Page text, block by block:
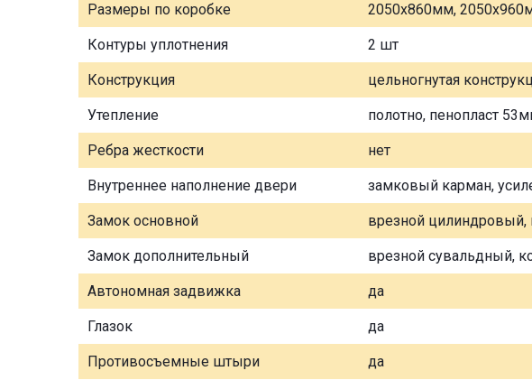
Размеры по коробке 2050х860мм,
Контуры уплотнения 2 шт
Конструкция цельногнутая
Утепление полотно, пенопласт
Ребра жесткости нет
Внутреннее наполнение двери замковый карман,
Замок основной врезной цилиндровый,
Замок дополнительный врезной сувальдный,
Автономная задвижка да
Глазок да
Противосъемные штыри да